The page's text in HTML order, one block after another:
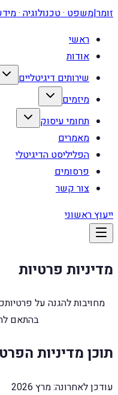
זומר|משפט · טכנולוגיה ·
ראשי
אודות
שירותים דיגיטליים
מיזמים
תחומי עיסוק
מאמרים
הפליליסט הדיגיטלי
פרסומים
צור קשר
ייעוץ ראשוני
מדיניות פרטיות
מחויבות להגנה על
בהתאם
תוכן מדיניות
עודכן לאחרונה: מרץ 2026